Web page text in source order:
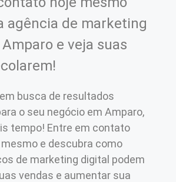
agência de marketing
e veja suas
busca de resultados
o seu negócio em Amparo,
tempo! Entre em contato
e descubra como
de marketing digital podem
vendas e aumentar sua